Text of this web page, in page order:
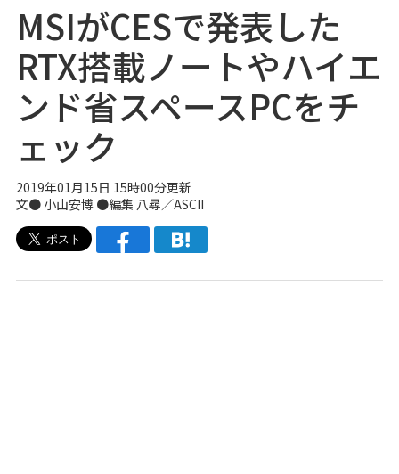
MSIがCESで発表した
RTX搭載ノートやハイエ
ンド省スペースPCをチ
ェック
2019年01月15日 15時00分更新
文● 小山安博 ●編集 八尋／ASCII